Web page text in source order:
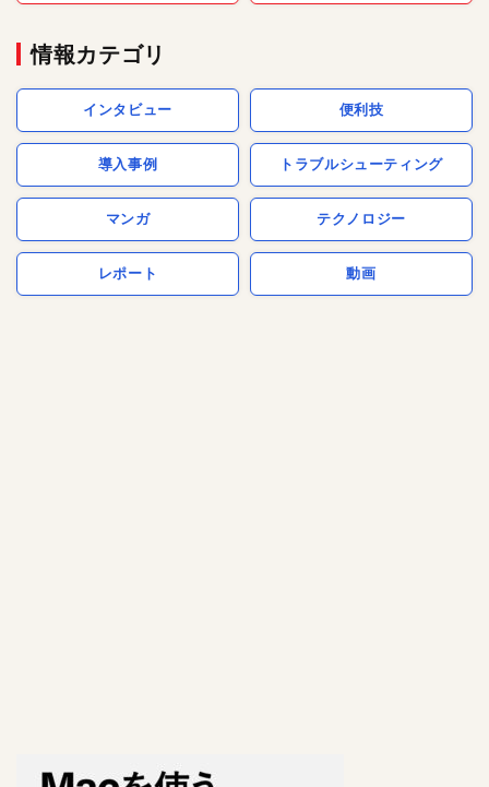
情報カテゴリ
インタビュー 便利技
導入事例 トラブルシューティング
マンガ テクノロジー
レポート 動画